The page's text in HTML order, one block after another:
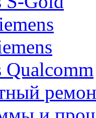
Qualcomm